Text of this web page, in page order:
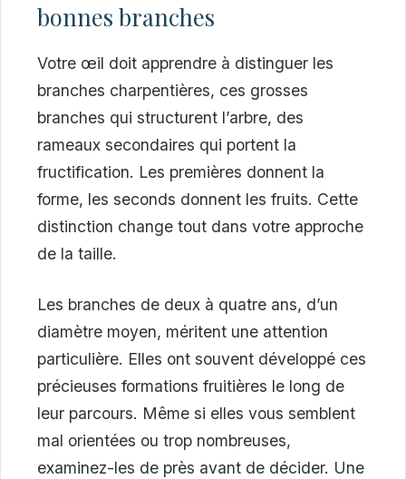
bonnes branches
Votre œil doit apprendre à distinguer les
branches charpentières, ces grosses
branches qui structurent l’arbre, des
rameaux secondaires qui portent la
fructification. Les premières donnent la
forme, les seconds donnent les fruits. Cette
distinction change tout dans votre approche
de la taille.
Les branches de deux à quatre ans, d’un
diamètre moyen, méritent une attention
particulière. Elles ont souvent développé ces
précieuses formations fruitières le long de
leur parcours. Même si elles vous semblent
mal orientées ou trop nombreuses,
examinez-les de près avant de décider. Une